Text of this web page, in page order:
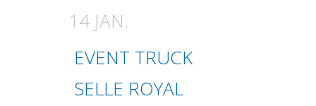
14 JAN.
EVENT TRUCK
SELLE ROYAL